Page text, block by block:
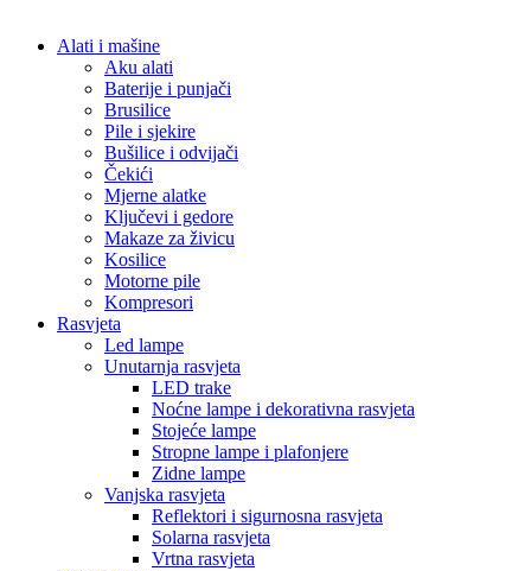
Alati i mašine
Aku alati
Baterije i punjači
Brusilice
Pile i sjekire
Bušilice i odvijači
Čekići
Mjerne alatke
Ključevi i gedore
Makaze za živicu
Kosilice
Motorne pile
Kompresori
Rasvjeta
Led lampe
Unutarnja rasvjeta
LED trake
Noćne lampe i dekorativna rasvjeta
Stojeće lampe
Stropne lampe i plafonjere
Zidne lampe
Vanjska rasvjeta
Reflektori i sigurnosna rasvjeta
Solarna rasvjeta
Vrtna rasvjeta